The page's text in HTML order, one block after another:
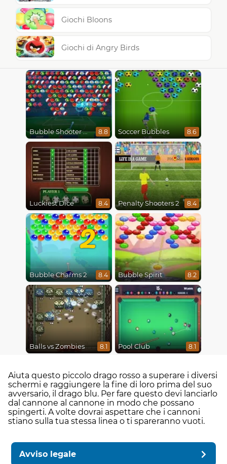
Giochi Bloons
Giochi di Angry Birds
Bubble Shooter World Cup 8.8 Soccer Bubbles 8.6
Luckiest Dice 8.4 Penalty Shooters 2 8.4
2
Bubble Charms 2 8.4 Bubble Spirit 8.2
Balls vs Zombies 8.1 Pool Club 8.1
Aiuta questo piccolo drago rosso a superare i diversi
schermi e raggiungere la fine di loro prima del suo
avversario, il drago blu. Per fare questo devi lanciarlo
dal cannone al cannone in modo che possano
spingerti. A volte dovrai aspettare che i cannoni
stiano sulla tua stessa linea o ti spareranno vuoti.
Avviso legale